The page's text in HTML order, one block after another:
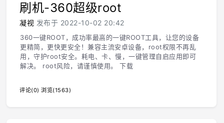
刷机-360超级root
凝视 发布于 2022-10-02 20:42
360一键ROOT，成功率最高的一键ROOT工具，让您的设备
更精简，更快更安全！兼容主流安卓设备，root权限不再乱
用，守护root安全。耗电、卡、慢，一键管理自启应用即可
解决。 root风险，请谨慎使用。 下载
评论(0) 浏览(1563)